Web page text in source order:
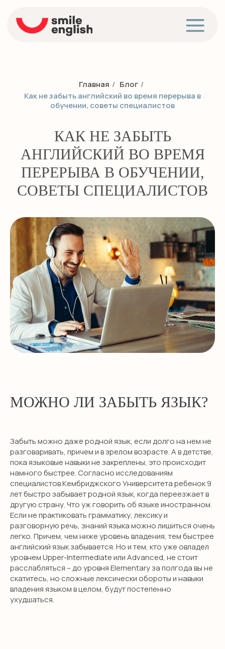
Главная / Блог /
Как не забыть английский во время перерыва в
обучении, советы специалистов
КАК НЕ ЗАБЫТЬ
АНГЛИЙСКИЙ ВО ВРЕМЯ
ПЕРЕРЫВА В ОБУЧЕНИИ,
СОВЕТЫ СПЕЦИАЛИСТОВ
МОЖНО ЛИ ЗАБЫТЬ ЯЗЫК?
Забыть можно даже родной язык, если долго на нем не
разговаривать, причем и в зрелом возрасте. А в детстве,
пока языковые навыки не закреплены, это происходит
намного быстрее. Согласно исследованиям
специалистов Кембриджского Университета ребенок 9
лет быстро забывает родной язык, когда переезжает в
другую страну. Что уж говорить об языке иностранном.
Если не практиковать грамматику, лексику и
разговорную речь, знаний языка можно лишиться очень
легко. Причем, чем ниже уровень владения, тем быстрее
английский язык забывается. Но и тем, кто уже овладел
уровнем Upper-Intermediate или Advanced, не стоит
расслабляться – до уровня Elementaryза полгода вы не
скатитесь, но сложные лексически обороты и навыки
владения языком в целом, будут постепенно
ухудшаться.